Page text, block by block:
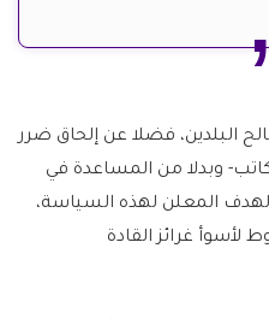
البلدين، فضلا عن إلحاق ضرر
وبدلا من المساعدة في
المعلن لهذه السياسة،
لأسوأ غرائز القادة